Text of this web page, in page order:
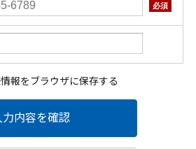
必須
報をブラウザに保存する
力内容を確認